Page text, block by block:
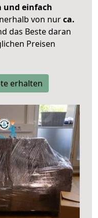
und einfach
von nurca.
das Beste daran
Preisen
erhalten